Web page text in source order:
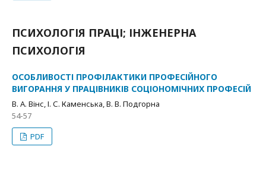
ПСИХОЛОГІЯ ПРАЦІ; ІНЖЕНЕРНА
ПСИХОЛОГІЯ
ОСОБЛИВОСТІ ПРОФІЛАКТИКИ ПРОФЕСІЙНОГО
ВИГОРАННЯ У ПРАЦІВНИКІВ СОЦІОНОМІЧНИХ ПРОФЕСІЙ
В. А. Вінс, І. С. Каменська, В. В. Подгорна
54-57
PDF